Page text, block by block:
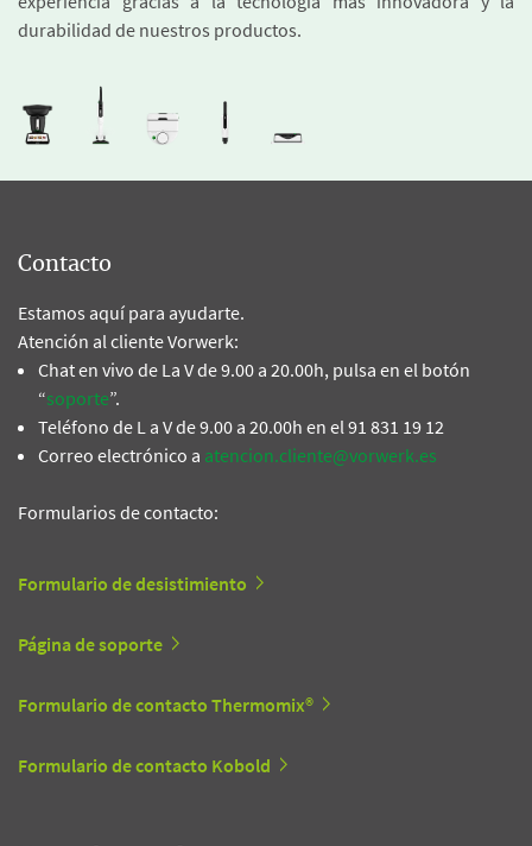
durabilidad de nuestros productos.
Contacto
Estamos aquí para ayudarte.
Atención al cliente Vorwerk:
Chat en vivo de La V de 9.00 a 20.00h, pulsa en el botón
“soporte”.
Teléfono de L a V de 9.00 a 20.00h en el 91 831 19 12
Correo electrónico a atencion.cliente@vorwerk.es
Formularios de contacto:
Formulario de desistimiento
Página de soporte
Formulario de contacto Thermomix®
Formulario de contacto Kobold